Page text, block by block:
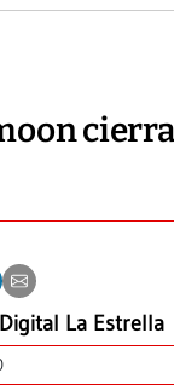
La Estrella